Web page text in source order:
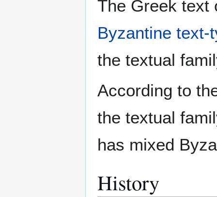
The Greek text
Byzantine text-
the textual
According to
the textual
has mixed
History